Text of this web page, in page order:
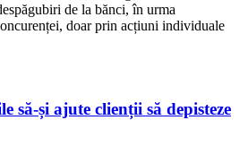
de la bănci, în urma
doar prin acțiuni individuale
să-și ajute clienții să depisteze